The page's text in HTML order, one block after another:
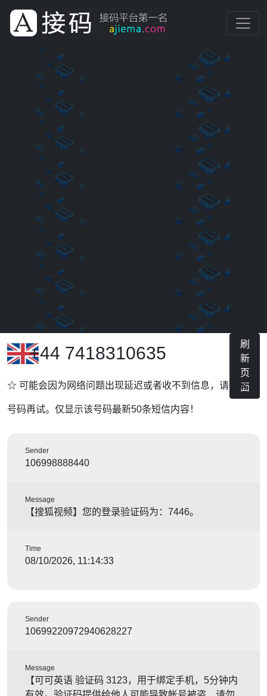
+44 7418310635
刷
新
页
面
☆ 可能会因为网络问题出现延迟或者收不到信息，请换其他
号码再试。仅显示该号码最新50条短信内容！
Sender
106998888440
Message
【搜狐视频】您的登录验证码为：7446。
Time
08/10/2026, 11:14:33
Sender
10699220972940628227
Message
【可可英语 验证码 3123，用于绑定手机，5分钟内